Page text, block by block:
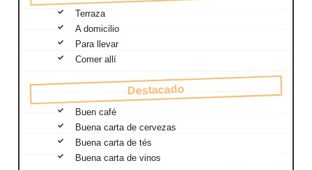
Terraza
A domicilio
Para llevar
Comer allí
Destacado
Buen café
Buena carta de cervezas
Buena carta de tés
Buena carta de vinos